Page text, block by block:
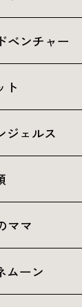
ベンチャー
ト
ジェルス
ママ
ムーン